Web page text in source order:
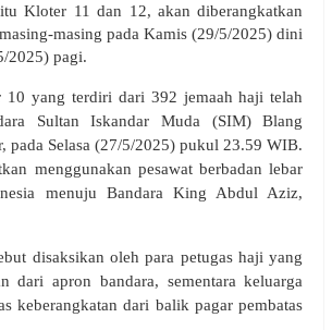
Kloter 11 dan 12, akan diberangkatkan
masing pada Kamis (29/5/2025) dini
2025) pagi.
10 yang terdiri dari 392 jemaah haji telah
Sultan Iskandar Muda (SIM) Blang
pada Selasa (27/5/2025) pukul 23.59 WIB.
menggunakan pesawat berbadan lebar
menuju Bandara King Abdul Aziz,
disaksikan oleh para petugas haji yang
dari apron bandara, sementara keluarga
keberangkatan dari balik pagar pembatas